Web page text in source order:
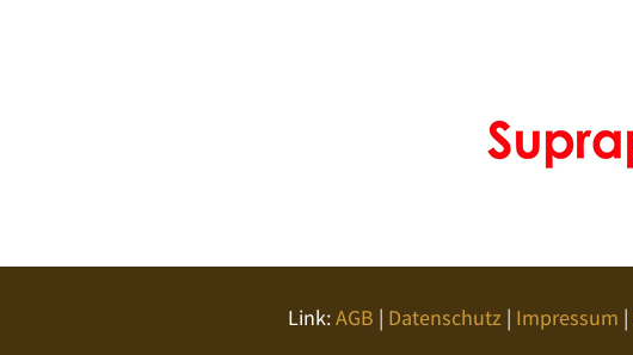
Link:AGB | Datenschutz | Impressum |